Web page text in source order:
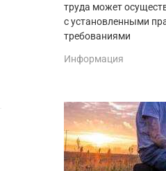
труда может
с установленными
требованиями
Информация